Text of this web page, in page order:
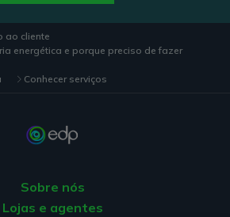
ao cliente
energética e porque preciso de fazer
Conhecer serviços
Sobre nós
Lojas e agentes